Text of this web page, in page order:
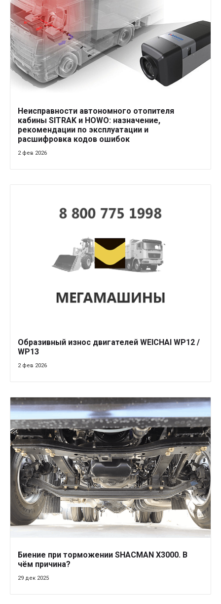
Неисправности автономного отопителя
кабины SITRAK и HOWO: назначение,
рекомендации по эксплуатации и
расшифровка кодов ошибок
2 фев 2026
Образивный износ двигателей WEICHAI WP12 /
WP13
2 фев 2026
Биение при торможении SHACMAN X3000. В
чём причина?
29 дек 2025